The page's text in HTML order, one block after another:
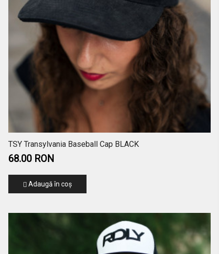
TSY Transylvania Baseball Cap BLACK
68.00 RON
Adaugă în coş